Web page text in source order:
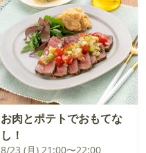
お肉とポテトでおもてな
し！
8/23 (月) 21:00〜22:00